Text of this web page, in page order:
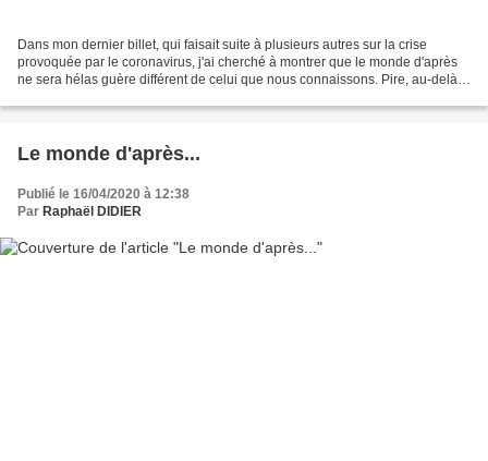
Dans mon dernier billet, qui faisait suite à plusieurs autres sur la crise
provoquée par le coronavirus, j'ai cherché à montrer que le monde d'après
ne sera hélas guère différent de celui que nous connaissons. Pire, au-delà
Le monde d'après...
Publié le 16/04/2020 à 12:38
Par Raphaël DIDIER